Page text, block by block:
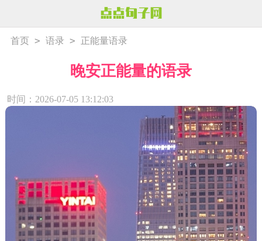
首页 > 语录 > 正能量语录
晚安正能量的语录
时间：2026-07-05 13:12:03